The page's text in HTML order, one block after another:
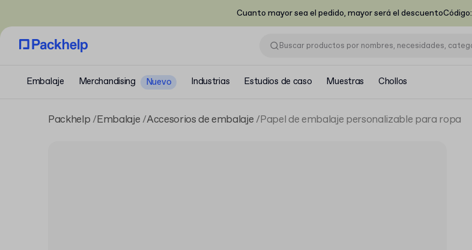
Cuanto mayor sea el pedido, mayor será el descuentoCódigo:
Embalaje Merchandising Nuevo Industrias Estudios de caso Muestras Chollos
Packhelp Embalaje Accesorios de embalaje Papel de embalaje personalizable para ropa